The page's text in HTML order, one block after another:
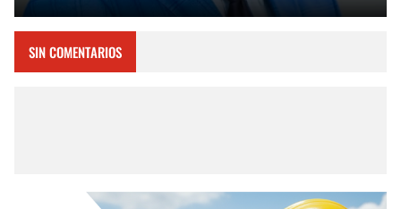
SIN COMENTARIOS